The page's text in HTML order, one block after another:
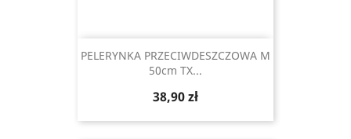
PELERYNKA PRZECIWDESZCZOWA M
50cm TX...
Cena
38,90 zł